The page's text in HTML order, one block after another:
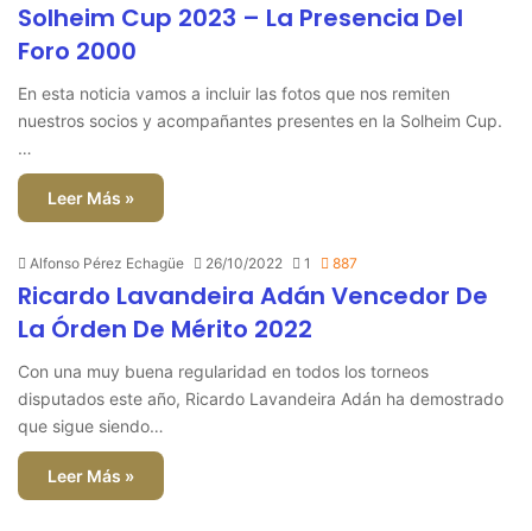
Solheim Cup 2023 – La Presencia Del
Foro 2000
En esta noticia vamos a incluir las fotos que nos remiten
nuestros socios y acompañantes presentes en la Solheim Cup.
…
Leer Más »
Alfonso Pérez Echagüe 26/10/2022 1 887
Ricardo Lavandeira Adán Vencedor De
La Órden De Mérito 2022
Con una muy buena regularidad en todos los torneos
disputados este año, Ricardo Lavandeira Adán ha demostrado
que sigue siendo…
Leer Más »